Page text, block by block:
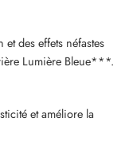
des effets néfastes
Lumière Bleue***.
et améliore la